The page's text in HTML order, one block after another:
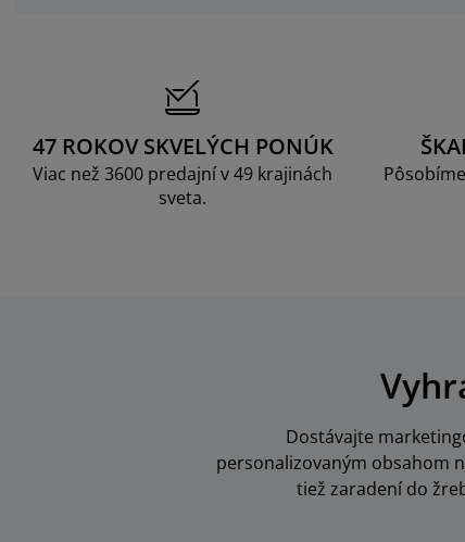
47 ROKOV SKVELÝCH PONÚK
Viac než 3600 predajní v 49 krajinách
sveta.
Dostávajte
personalizovaným obsahom
tiež zaradení do